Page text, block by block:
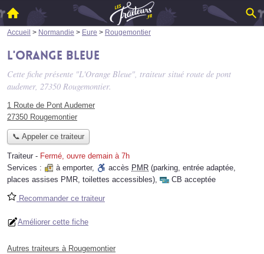
Accueil > Normandie > Eure > Rougemontier
L'Orange Bleue
Cette fiche présente "L'Orange Bleue", traiteur situé route de pont
audemer, 27350 Rougemontier.
1 Route de Pont Audemer
27350 Rougemontier
📞 Appeler ce traiteur
Traiteur - Fermé, ouvre demain à 7h
Services :
à emporter, accès PMR (parking, entrée adaptée,
places assises PMR, toilettes accessibles), CB acceptée
Recommander ce traiteur
Améliorer cette fiche
Autres traiteurs à Rougemontier